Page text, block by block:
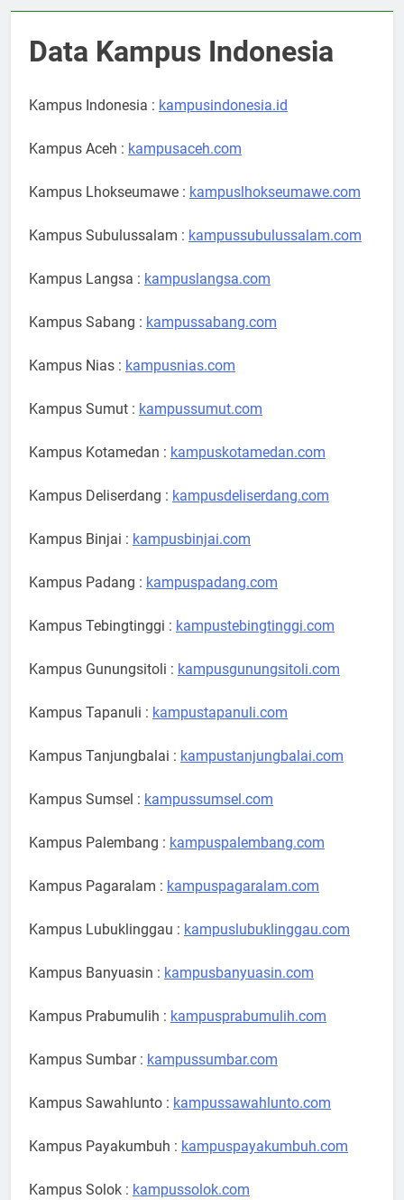
Data Kampus Indonesia
Kampus Indonesia : kampusindonesia.id
Kampus Aceh : kampusaceh.com
Kampus Lhokseumawe : kampuslhokseumawe.com
Kampus Subulussalam : kampussubulussalam.com
Kampus Langsa : kampuslangsa.com
Kampus Sabang : kampussabang.com
Kampus Nias : kampusnias.com
Kampus Sumut : kampussumut.com
Kampus Kotamedan : kampuskotamedan.com
Kampus Deliserdang : kampusdeliserdang.com
Kampus Binjai : kampusbinjai.com
Kampus Padang : kampuspadang.com
Kampus Tebingtinggi : kampustebingtinggi.com
Kampus Gunungsitoli : kampusgunungsitoli.com
Kampus Tapanuli : kampustapanuli.com
Kampus Tanjungbalai : kampustanjungbalai.com
Kampus Sumsel : kampussumsel.com
Kampus Palembang : kampuspalembang.com
Kampus Pagaralam : kampuspagaralam.com
Kampus Lubuklinggau : kampuslubuklinggau.com
Kampus Banyuasin : kampusbanyuasin.com
Kampus Prabumulih : kampusprabumulih.com
Kampus Sumbar : kampussumbar.com
Kampus Sawahlunto : kampussawahlunto.com
Kampus Payakumbuh : kampuspayakumbuh.com
Kampus Solok : kampussolok.com